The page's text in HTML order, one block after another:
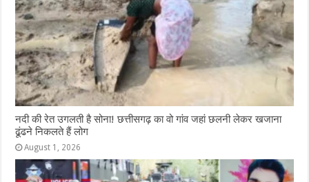
नदी की रेत उगलती है सोना! छत्तीसगढ़ का वो गांव जहां छलनी लेकर खजाना
ढूंढने निकलते हैं लोग
August 1, 2026